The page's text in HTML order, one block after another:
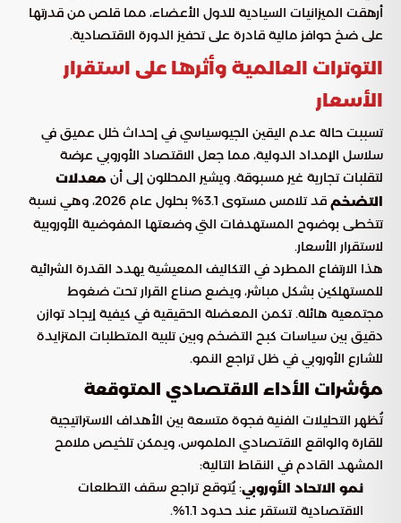
أرهقت الميزانيات السيادية للدول الأعضاء، مما قلص من قدرتها
على ضخ حوافز مالية قادرة على تحفيز الدورة الاقتصادية.
التوترات العالمية وأثرها على استقرار
الأسعار
تسببت حالة عدم اليقين الجيوسياسي في إحداث خلل عميق في
سلاسل الإمداد الدولية، مما جعل الاقتصاد الأوروبي عرضة
لتقلبات تجارية غير مسبوقة. ويشير المحللون إلى أن معدلات
التضخم
قد تلامس مستوى 3.1% بحلول عام 2026، وهي نسبة
تتخطى بوضوح المستهدفات التي وضعتها المفوضية الأوروبية
لاستقرار الأسعار.
هذا الارتفاع المطرد في التكاليف المعيشية يهدد القدرة الشرائية
للمستهلكين بشكل مباشر، ويضع صناع القرار تحت ضغوط
مجتمعية هائلة. تكمن المعضلة الحقيقية في كيفية إيجاد توازن
دقيق بين سياسات كبح التضخم وبين تلبية المتطلبات المتزايدة
للشارع الأوروبي في ظل تراجع النمو.
مؤشرات الأداء الاقتصادي المتوقعة
تُظهر التحليلات الفنية فجوة متسعة بين الأهداف الاستراتيجية
للقارة والواقع الاقتصادي الملموس، ويمكن تلخيص ملامح
المشهد القادم في النقاط التالية:
نمو الاتحاد الأوروبي: يُتوقع تراجع سقف التطلعات
الاقتصادية لتستقر عند حدود 1.1%.